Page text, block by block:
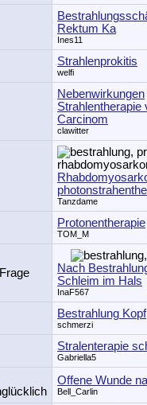
Rektum Ka
Ines11
Strahlenprokitis
welfi
Nebenwirkungen
Strahlentherapie
Carcinom
clawitter
Tanzdame
Protonentherapie
TOM_M
Nach
Schleim im Hals
InaF567
Bestrahlung Kopf
schmerzi
Stralenterapie
Gabriella5
Offene Wunde
Bell_Carlin